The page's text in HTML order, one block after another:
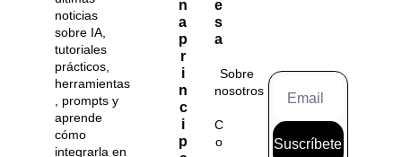
noticias
sobre IA,
tutoriales
prácticos,
herramientas
, prompts y
aprende
cómo
integrarla en
n
a
p
r
i
n
c
i
p
e
s
a
Sobre
nosotros
C
o
Suscríbete